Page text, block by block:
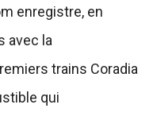
enregistre, en
avec la
trains Coradia
qui